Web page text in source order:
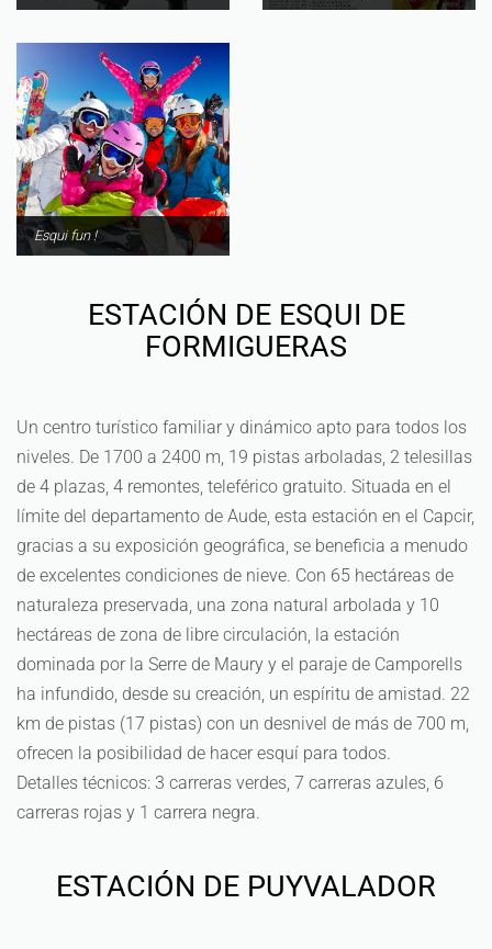
Esqui fun !
ESTACIÓN DE ESQUI DE
FORMIGUERAS
Un centro turístico familiar y dinámico apto para todos los
niveles. De 1700 a 2400 m, 19 pistas arboladas, 2 telesillas
de 4 plazas, 4 remontes, teleférico gratuito. Situada en el
límite del departamento de Aude, esta estación en el Capcir,
gracias a su exposición geográfica, se beneficia a menudo
de excelentes condiciones de nieve. Con 65 hectáreas de
naturaleza preservada, una zona natural arbolada y 10
hectáreas de zona de libre circulación, la estación
dominada por la Serre de Maury y el paraje de Camporells
ha infundido, desde su creación, un espíritu de amistad. 22
km de pistas (17 pistas) con un desnivel de más de 700 m,
ofrecen la posibilidad de hacer esquí para todos.
Detalles técnicos: 3 carreras verdes, 7 carreras azules, 6
carreras rojas y 1 carrera negra.
ESTACIÓN DE PUYVALADOR